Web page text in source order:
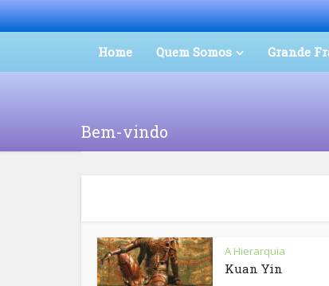
Home Quem Somos Grande
Bem-vindo
A Hierarquia
Kuan Yin